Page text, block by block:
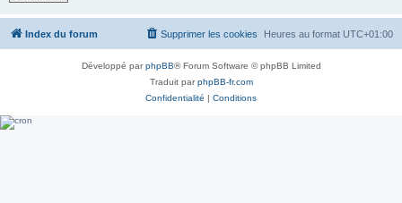
Index du forum Heures au format UTC+01:00
Supprimer les cookies
Développé parphpBB® Forum Software © phpBB Limited
Traduit parphpBB-fr.com
Confidentialité | Conditions